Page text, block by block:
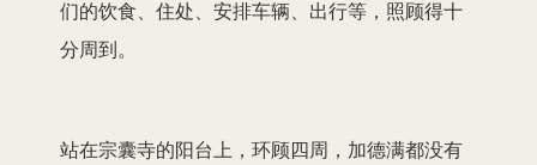
们的饮食、住处、安排车辆、出行等，照顾得十
分周到。
站在宗囊寺的阳台上，环顾四周，加德满都没有